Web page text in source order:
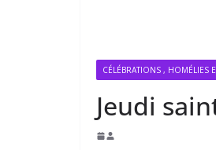
CÉLÉBRATIONS , HOMÉLIES
Jeudi